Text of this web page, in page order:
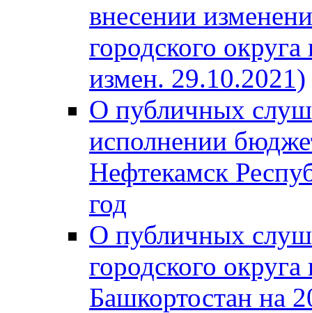
внесении
городского
измен. 29.10.2021)
О публичных
исполнении
Нефтекамск
год
О публичных
городского
Башкортостан на